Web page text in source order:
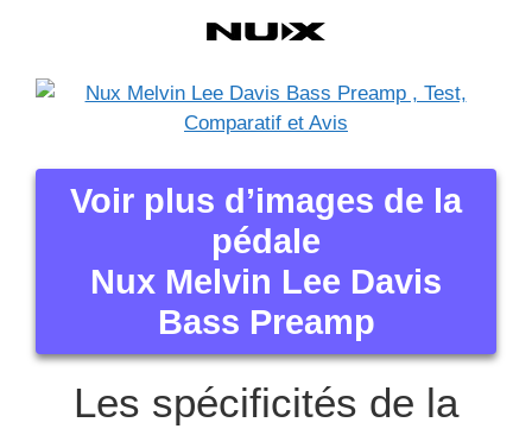
Voir plus d’images de la
pédale
Nux Melvin Lee Davis
Bass Preamp
Les spécificités de la